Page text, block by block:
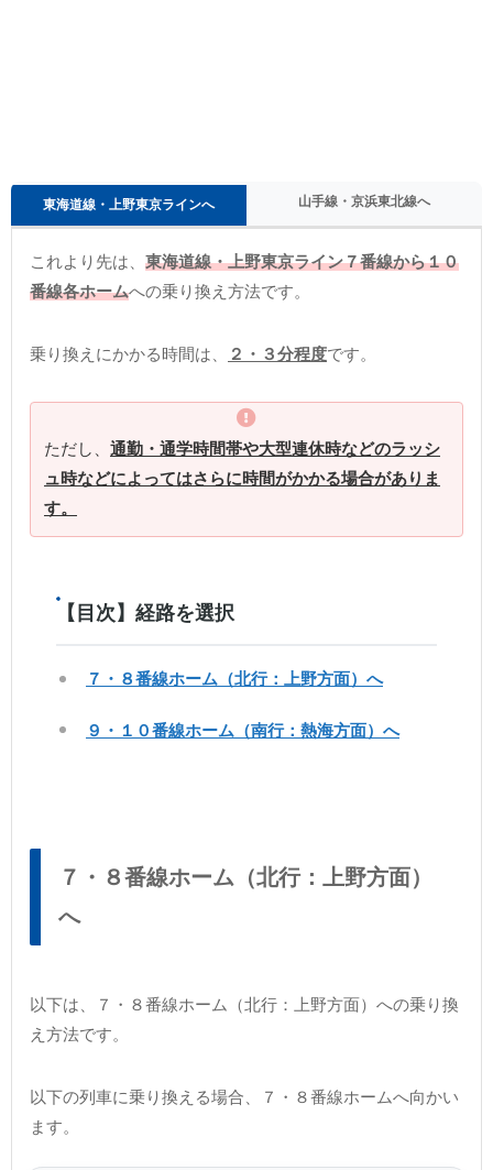
東海道線・上野東京ラインへ 山手線・京浜東北線へ
これより先は、 東海道線・上野東京ライン７番線から１０
番線各ホームへの乗り換え方法です。
乗り換えにかかる時間は、 ２・３分程度です。
ただし、 通勤・通学時間帯や大型連休時などのラッシ
ュ時などによってはさらに時間がかかる場合がありま
す。
【目次】経路を選択
７・８番線ホーム（北行：上野方面）へ
９・１０番線ホーム（南行：熱海方面）へ
７・８番線ホーム（北行：上野方面）
へ
以下は、７・８番線ホーム（北行：上野方面）への乗り換
え方法です。
以下の列車に乗り換える場合、７・８番線ホームへ向かい
ます。